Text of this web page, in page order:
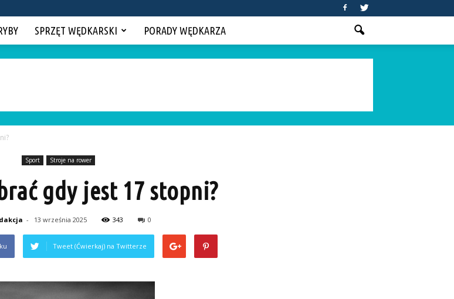
SPRZĘT WĘDKARSKI PORADY WĘDKARZA
Sport Stroje na rower
gdy jest 17 stopni?
- 13 września 2025 343 0
Tweet (Ćwierkaj) na Twitterze